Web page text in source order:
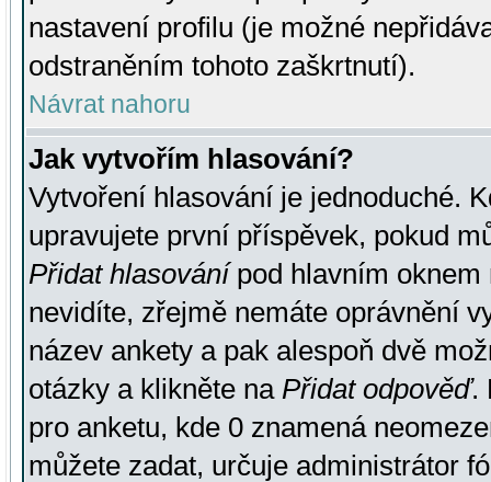
nastavení profilu (je možné
odstraněním tohoto zaškrtnutí).
Návrat nahoru
Jak vytvořím hlasování?
Vytvoření hlasování je jednoduché.
upravujete první příspěvek, pokud
Přidat hlasovánípod hlavním oknem
nevidíte, zřejmě nemáte oprávnění
název ankety a pak alespoň dvě
otázky a klikněte na Přidat odpověď.
pro anketu, kde 0 znamená
můžete zadat, určuje administrátor